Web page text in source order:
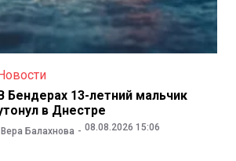
Новости
В Бендерах 13-летний мальчик
в Днестре
Вера Балахнова 08.08.2026 15:06